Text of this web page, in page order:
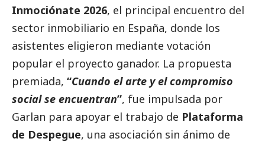
Inmociónate 2026, el principal encuentro del
sector inmobiliario en España, donde los
asistentes eligieron mediante votación
popular el proyecto ganador. La propuesta
premiada, “Cuando el arte y el compromiso
socialse encuentran”, fue impulsada por
Garlan para apoyar el trabajo de Plataforma
de Despegue, una asociación sin ánimo de